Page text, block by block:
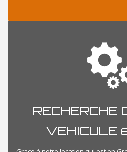
RECHERCHE
VEHICULE